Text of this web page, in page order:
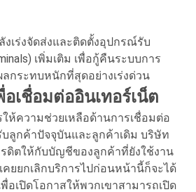
เร่งจัดส่งและติดตั้งอุปกรณ์รับ
เพิ่มเติม เพื่อกู้คืนระบบการ
กระทบหนักที่สุดอย่างเร่งด่วน
อเชื่อมต่ออินเทอร์เน็ต
ให้ความช่วยเหลือด้านการเชื่อมต่อ
บลูกค้าปัจจุบันและลูกค้าเดิม บริษัท
รดิตให้กับบัญชีของลูกค้าที่ยังใช้งาน
ยยกเลิกบริการไปก่อนหน้านี้ก็จะได้
พื่อเปิดโอกาสให้พวกเขาสามารถเปิด